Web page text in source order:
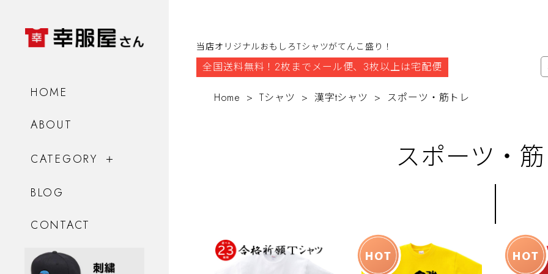
HOME
ABOUT
CATEGORY
BLOG
CONTACT
当店オリジナルおもしろTシャツがてんこ盛り！
全国送料無料！2枚までメール便、3枚以上は宅配便
Home Tシャツ 漢字tシャツ スポーツ・筋トレ
スポーツ・